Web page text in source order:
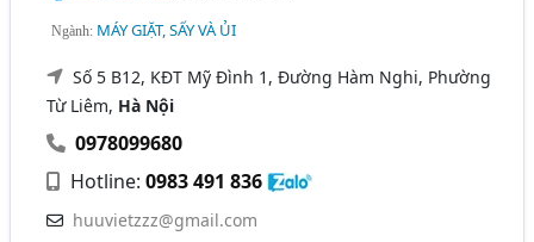
Ngành: MÁY GIẶT, SẤY VÀ ỦI
Số 5 B12, KĐT Mỹ Đình 1, Đường Hàm Nghi, Phường
Từ Liêm, Hà Nội
0978099680
Hotline:0983 491 836
huuvietzzz@gmail.com